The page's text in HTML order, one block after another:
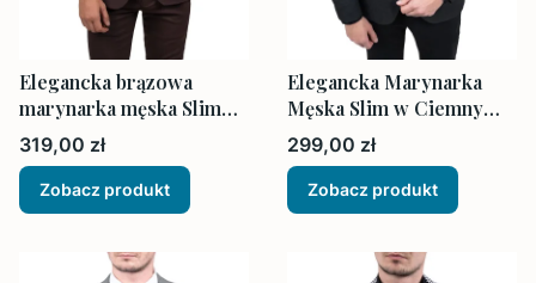
Elegancka brązowa
marynarka męska Slim
Fit
Cena
319,00 zł
Zobacz produkt
Elegancka Marynarka
Męska Slim w Ciemny
Grafit
Cena
299,00 zł
Zobacz produkt